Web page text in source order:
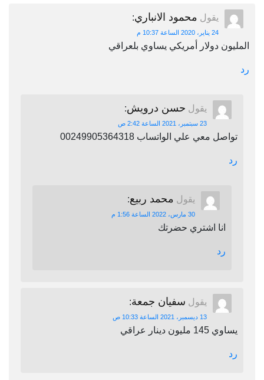
يقول محمود الانباري:
24 يناير، 2020 الساعة 10:37 م
المليون دولار أمريكي يساوي بلعراقي
رد
يقول حسن درويش:
23 سبتمبر، 2021 الساعة 2:42 ص
تواصل معي علي الواتساب 00249905364318
رد
يقول محمد ربيع:
30 مارس، 2022 الساعة 1:56 م
انا اشتري حضرتك
رد
يقول سفيان جمعة:
13 ديسمبر، 2021 الساعة 10:33 ص
يساوي 145 مليون دينار عراقي
رد